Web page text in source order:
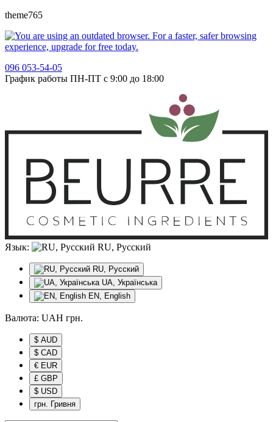
theme765
096 053-54-05
График работы ПН-ПТ с 9:00 до 18:00
Язык: RU, Русский
RU, Русский
UA, Українська
EN, English
Валюта: UAH грн.
$ AUD
$ CAD
€ EUR
£ GBP
$ USD
грн. Гривня